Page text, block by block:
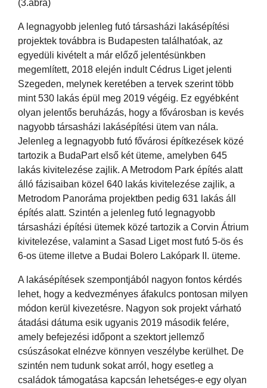
(3.ábra)
A legnagyobb jelenleg futó társasházi lakásépítési
projektek továbbra is Budapesten találhatóak, az
egyedüli kivételt a már előző jelentésünkben
megemlített, 2018 elején indult Cédrus Liget jelenti
Szegeden, melynek keretében a tervek szerint több
mint 530 lakás épül meg 2019 végéig. Ez egyébként
olyan jelentős beruházás, hogy a fővárosban is kevés
nagyobb társasházi lakásépítési ütem van nála.
Jelenleg a legnagyobb futó fővárosi építkezések közé
tartozik a BudaPart első két üteme, amelyben 645
lakás kivitelezése zajlik. A Metrodom Park építés alatt
álló fázisaiban közel 640 lakás kivitelezése zajlik, a
Metrodom Panoráma projektben pedig 631 lakás áll
építés alatt. Szintén a jelenleg futó legnagyobb
társasházi építési ütemek közé tartozik a Corvin Átrium
kivitelezése, valamint a Sasad Liget most futó 5-ös és
6-os üteme illetve a Budai Bolero Lakópark II. üteme.
A lakásépítések szempontjából nagyon fontos kérdés
lehet, hogy a kedvezményes áfakulcs pontosan milyen
módon kerül kivezetésre. Nagyon sok projekt várható
átadási dátuma esik ugyanis 2019 második felére,
amely befejezési időpont a szektort jellemző
csúszásokat elnézve könnyen veszélybe kerülhet. De
szintén nem tudunk sokat arról, hogy esetleg a
családok támogatása kapcsán lehetséges-e egy olyan